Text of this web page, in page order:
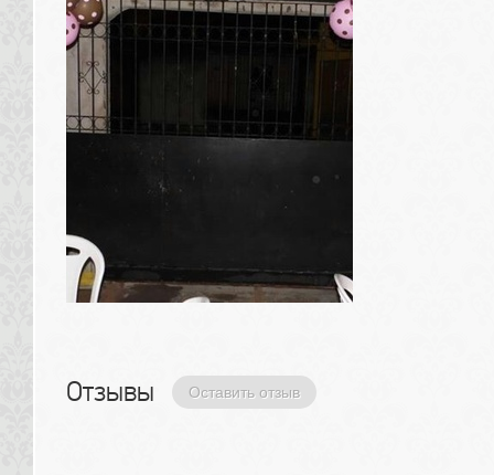
Отзывы Оставить отзыв